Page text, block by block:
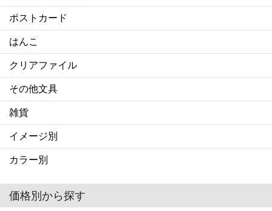
ポストカード
はんこ
クリアファイル
その他文具
雑貨
イメージ別
カラー別
価格別から探す